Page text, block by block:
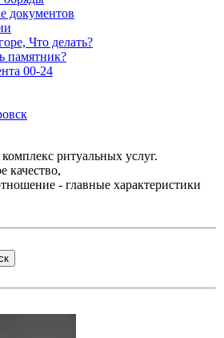
документов
Что делать?
памятник?
00-24
ритуальных услуг.
качество,
- главные характеристики